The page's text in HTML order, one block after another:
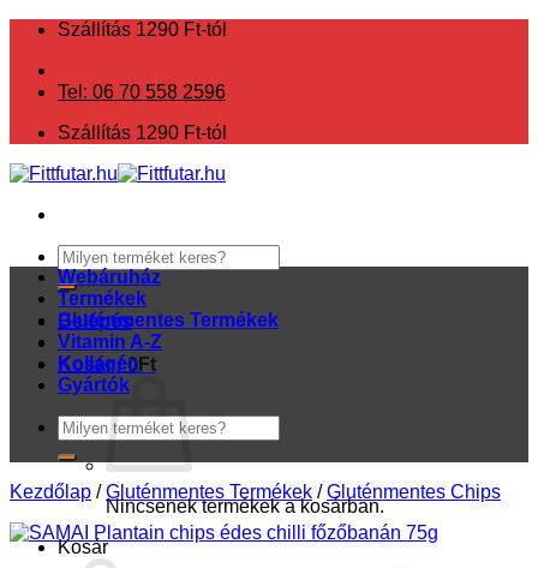
Skip
content
Szállítás 1290 Ft-tól
Tel: 06 70 558 2596
Szállítás 1290 Ft-tól
Keresés
a
következőre:
Belépés
Kosár /0Ft
Nincsenek termékek a kosárban.
Kosár
Webáruház
Termékek
Gluténmentes Termékek
Vitamin A-Z
Kollagén
Gyártók
Keresés
a
következőre:
Kezdőlap / Gluténmentes Termékek / Gluténmentes Chips